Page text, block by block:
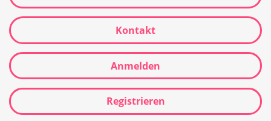
Kontakt
Anmelden
Registrieren